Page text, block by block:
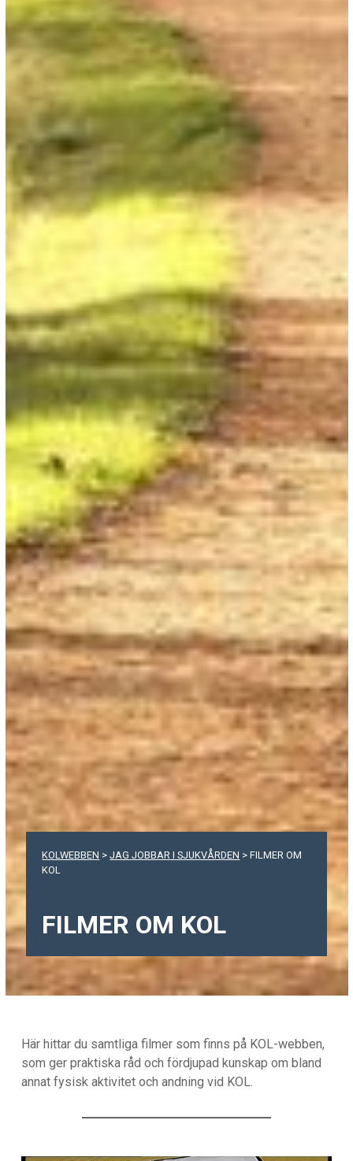
KOLWEBBEN >JAG JOBBAR I SJUKVÅRDEN >FILMER OM
KOL
FILMER OM KOL
Här hittar du samtliga filmer som finns på KOL-webben,
som ger praktiska råd och fördjupad kunskap om bland
annat fysisk aktivitet och andning vid KOL.